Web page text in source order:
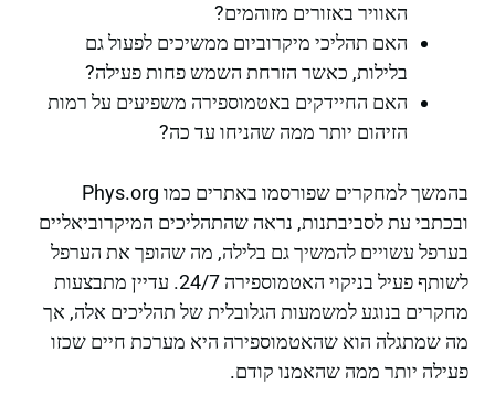
האוויר באזורים מזוהמים?
האם תהליכי מיקרוביום ממשיכים לפעול גם
בלילות, כאשר הזרחת השמש פחות פעילה?
האם החיידקים באטמוספירה משפיעים על רמות
הזיהום יותר ממה שהניחו עד כה?
בהמשך למחקרים שפורסמו באתרים כמו Phys.org
ובכתבי עת לסביבתנות, נראה שהתהליכים המיקרוביאליים
בערפל עשויים להמשיך גם בלילה, מה שהופך את הערפל
לשותף פעיל בניקוי האטמוספירה 24/7. עדיין מתבצעות
מחקרים בנוגע למשמעות הגלובלית של תהליכים אלה, אך
מה שמתגלה הוא שהאטמוספירה היא מערכת חיים שכזו
פעילה יותר ממה שהאמנו קודם.